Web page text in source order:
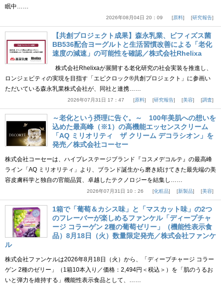
眠中……
2026年08月04日 20：09 原料 研究報告
【共創プロジェクト成果】森永乳業、ビフィズス菌
BB536配合ヨーグルトと生活習慣改善による「老化
速度の減速」の可能性を確認／株式会社Rhelixa
株式会社Rhelixaが展開する老化研究の社会実装を推進し、
ロンジェビティの実現を目指す「エピクロック®共創プロジェクト」に参画い
ただいている森永乳業株式会社が、同社と連携……
2026年07月31日 17：47 原料 研究報告 美容 調査
～老化という摂理に告ぐ。～ 100年美肌への想いを
込めた最高峰（※1）の高機能エッセンスクリーム
「AQ ミリオリティ ザ クリーム デコラシオン」を
発売／株式会社コーセー
株式会社コーセーは、ハイプレステージブランド『コスメデコルテ』の最高峰
ライン「AQ ミリオリティ」より、ブランド誕生から磨き続けてきた最先端の美
容皮膚科学と独自の官能品質、卓越したテクノロジーを結集し……
2026年07月31日 10：26 化粧品 新製品 美容
1箱で「葡萄＆カシス味」と「マスカット味」の2つ
のフレーバーが楽しめるファンケル「ディープチャ
ージ コラーゲン 2種の葡萄ゼリー」（機能性表示食
品）8月18日（火）数量限定発売／株式会社ファンケ
ル
株式会社ファンケルは2026年8月18日（火）から、「ディープチャージ コラー
ゲン 2種のゼリー」（1箱10本入り／価格：2,494円＜税込＞）を「肌のうるお
いと弾力を維持する」機能性表示食品として、……